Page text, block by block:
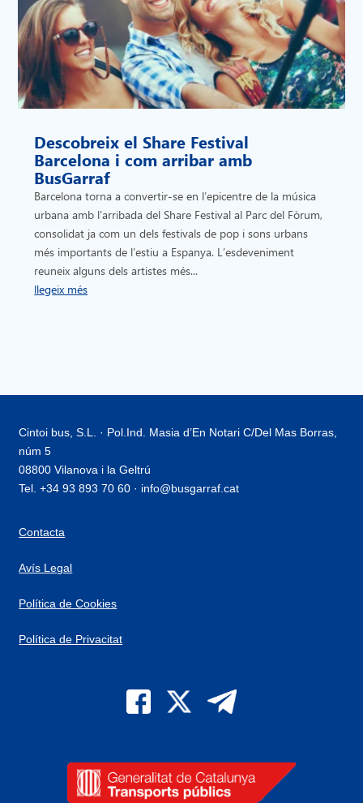
Descobreix el Share Festival
Barcelona i com arribar amb
BusGarraf
Barcelona torna a convertir-se en l’epicentre de la música
urbana amb l’arribada del Share Festival al Parc del Fòrum,
consolidat ja com un dels festivals de pop i sons urbans
més importants de l’estiu a Espanya. L’esdeveniment
reuneix alguns dels artistes més...
llegeix més
Cintoi bus, S.L. · Pol.Ind. Masia d’En Notari C/Del Mas Borras,
núm 5
08800 Vilanova i la Geltrú
Tel. +34 93 893 70 60 · info@busgarraf.cat
Contacta
Avís Legal
Política de Cookies
Política de Privacitat